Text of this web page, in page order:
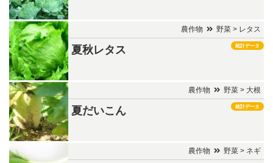
農作物 野菜 > レタス
統計データ
夏秋レタス
農作物 野菜 > 大根
統計データ
夏だいこん
農作物 野菜 > ネギ